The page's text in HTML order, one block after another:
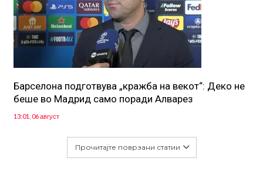
Барселона подготвува „кражба на векот“: Деко не
беше во Мадрид само поради Алварез
13:01, 06 август
Прочитајте поврзани статии